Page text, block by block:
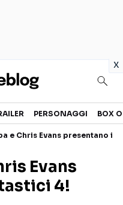
x
STREAMING
PERSONAGGI BOX
e Chris Evans presentano i
Evans
4!